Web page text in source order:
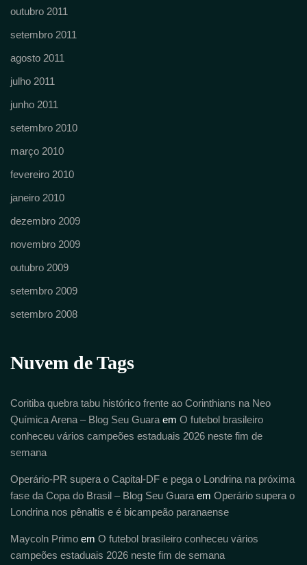
outubro 2011
setembro 2011
agosto 2011
julho 2011
junho 2011
setembro 2010
março 2010
fevereiro 2010
janeiro 2010
dezembro 2009
novembro 2009
outubro 2009
setembro 2009
setembro 2008
Nuvem de Tags
Coritiba quebra tabu histórico frente ao Corinthians na Neo
Química Arena – Blog Seu Guara em O futebol brasileiro
conheceu vários campeões estaduais 2026 neste fim de
semana
Operário-PR supera o Capital-DF e pega o Londrina na próxima
fase da Copa do Brasil – Blog Seu Guara em Operário supera o
Londrina nos pênaltis e é bicampeão paranaense
Maycoln Primo em O futebol brasileiro conheceu vários
campeões estaduais 2026 neste fim de semana